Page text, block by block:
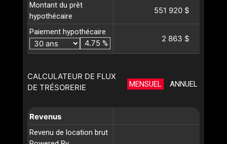
Montant du prêt
hypothécaire
551 920 $
Paiement hypothécaire
%
2 863 $
CALCULATEUR DE FLUX
DE TRÉSORERIE
MENSUEL ANNUEL
Revenus
Revenu de location brut